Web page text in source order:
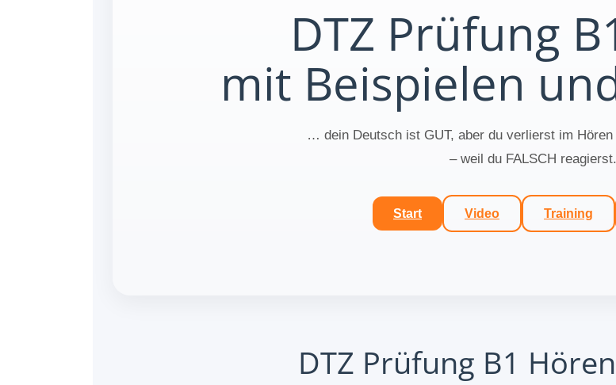
DTZ Prüfung
mit Beispielen
… dein Deutsch ist GUT, aber du verlierst im
– weil du FALSCH reagierst.
Start Video Training
DTZ Prüfung B1